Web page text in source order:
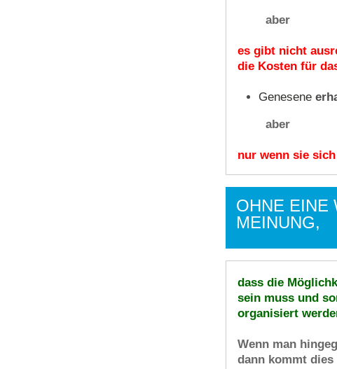
aber
es gibt nicht
die Kosten für
Genesene
aber
nur wenn sie
OHNE EINE
MEINUNG,
dass die
sein muss und
organisiert
Wenn man
dann kommt